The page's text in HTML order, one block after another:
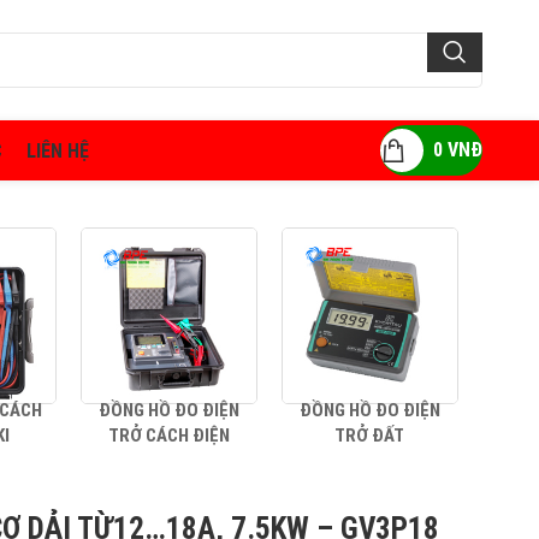
LIÊN HỆ 0 VNĐ
ĐỒNG HỒ ĐO ĐIỆN
TRỞ CÁCH ĐIỆN
ĐỒNG HỒ ĐO ĐIỆN
TRỞ ĐẤT
DẢI TỪ12…18A, 7.5KW – GV3P18